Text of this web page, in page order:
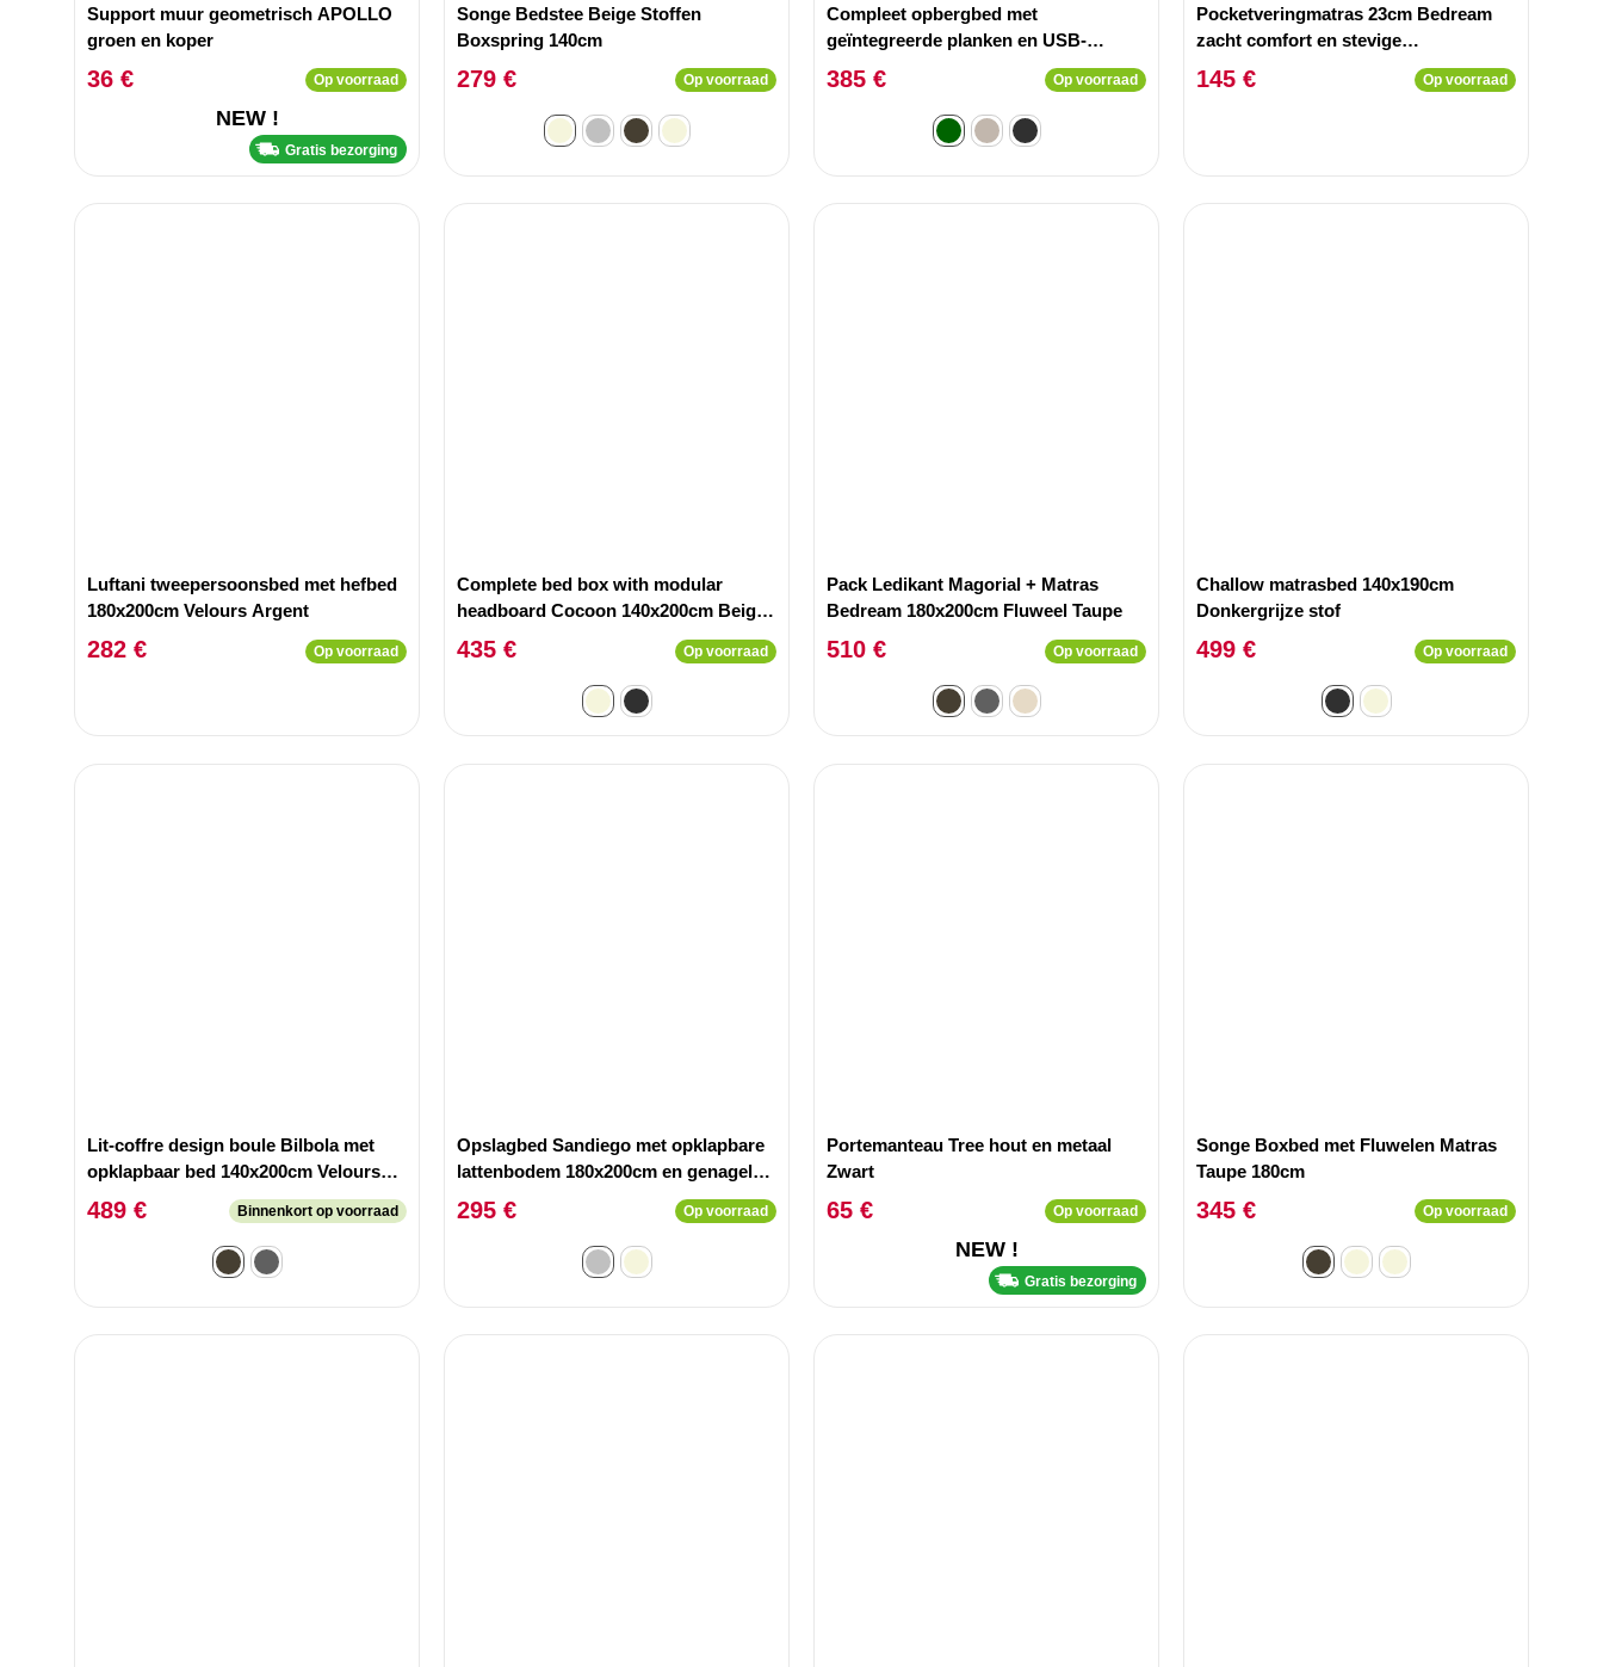
Support muur geometrisch APOLLO
groen en koper
36 € Op voorraad
NEW !
Gratis bezorging
Songe Bedstee Beige Stoffen
Boxspring 140cm
279 € Op voorraad
Compleet opbergbed met
geïntegreerde planken en USB-
poorten Lukas 180x200cm Groene
Stof
385 € Op voorraad
Pocketveringmatras 23cm Bedream
zacht comfort en stevige
ondersteuning 90x190cm
145 € Op voorraad
Luftani tweepersoonsbed met hefbed
180x200cm Velours Argent
282 € Op voorraad
Complete bed box with modular
headboard Cocoon 140x200cm Beige
Fabric
435 € Op voorraad
Pack Ledikant Magorial + Matras
Bedream 180x200cm Fluweel Taupe
510 € Op voorraad
Challow matrasbed 140x190cm
Donkergrijze stof
499 € Op voorraad
Lit-coffre design boule Bilbola met
opklapbaar bed 140x200cm Velours
Taupe
489 € Binnenkort op voorraad
Opslagbed Sandiego met opklapbare
lattenbodem 180x200cm en genageld
hoofdbord Lichtgrijs fluweel
295 € Op voorraad
Portemanteau Tree hout en metaal
Zwart
65 € Op voorraad
NEW !
Gratis bezorging
Songe Boxbed met Fluwelen Matras
Taupe 180cm
345 € Op voorraad